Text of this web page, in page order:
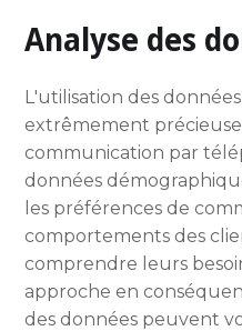
Analyse des
L'utilisation des
extrêmement
communication par
données
les préférences de
comportements des
comprendre leurs
approche en
des données peuvent